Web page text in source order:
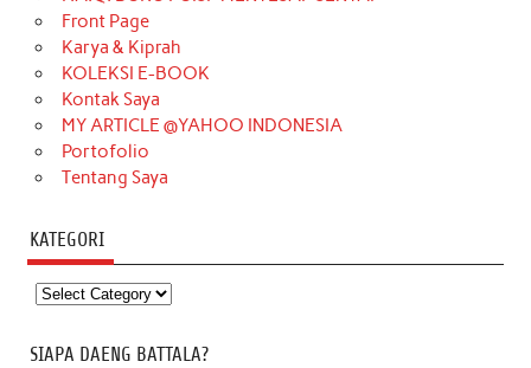
Front Page
Karya & Kiprah
KOLEKSI E-BOOK
Kontak Saya
MY ARTICLE @YAHOO INDONESIA
Portofolio
Tentang Saya
KATEGORI
Kategori
SIAPA DAENG BATTALA?